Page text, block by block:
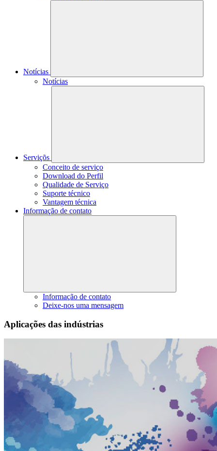
Notícias
Notícias
Serviçõs
Conceito de serviço
Download do Perfil
Qualidade de Serviço
Suporte técnico
Vantagem técnica
Informação de contato
Informação de contato
Deixe-nos uma mensagem
Aplicações das indústrias